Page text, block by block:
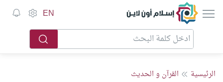
إسلام أون لاين EN
الرئيسية القرآن و الحديث